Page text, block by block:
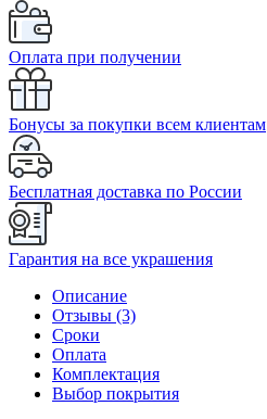
Оплата при получении
Бонусы за покупки всем клиентам
Бесплатная доставка по России
Гарантия на все украшения
Описание
Отзывы (3)
Сроки
Оплата
Комплектация
Выбор покрытия